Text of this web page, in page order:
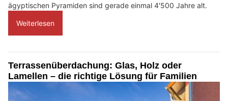
ägyptischen Pyramiden sind gerade einmal 4'500 Jahre alt.
Weiterlesen
Terrassenüberdachung: Glas, Holz oder
Lamellen – die richtige Lösung für Familien